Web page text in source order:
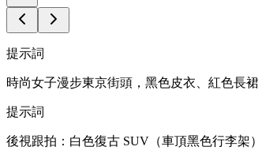
提示詞
時尚女子漫步東京街頭，黑色皮衣、紅色長
提示詞
後視跟拍：白色復古 SUV（車頂黑色行李架